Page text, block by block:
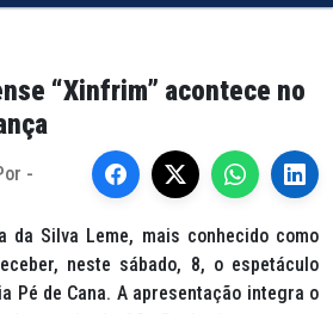
“Xinfrim” acontece no
-
da Silva Leme, mais conhecido como
neste sábado, 8, o espetáculo
Pé de Cana. A apresentação integra o